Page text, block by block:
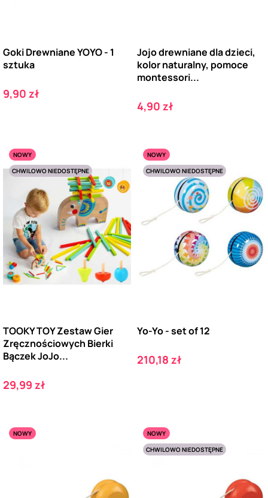
Goki Drewniane YOYO - 1
sztuka
Cena
9,90 zł
Jojo drewniane dla dzieci,
kolor naturalny, pomoce
montessori...
Cena
4,90 zł
NOWY
CHWILOWO NIEDOSTĘPNE
TOOKY TOY Zestaw Gier
Zręcznościowych Bierki
Bączek JoJo...
Cena
29,99 zł
NOWY
CHWILOWO NIEDOSTĘPNE
Yo-Yo - set of 12
Cena
210,18 zł
NOWY
NOWY
CHWILOWO NIEDOSTĘPNE